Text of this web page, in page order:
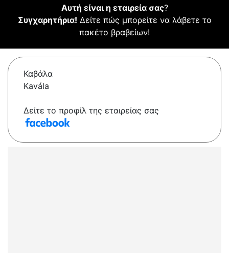
Αυτή είναι η εταιρεία σας?
Συγχαρητήρια! Δείτε πώς μπορείτε να λάβετε το
πακέτο βραβείων!
Καβάλα
Kavála
Δείτε το προφίλ της εταιρείας σας